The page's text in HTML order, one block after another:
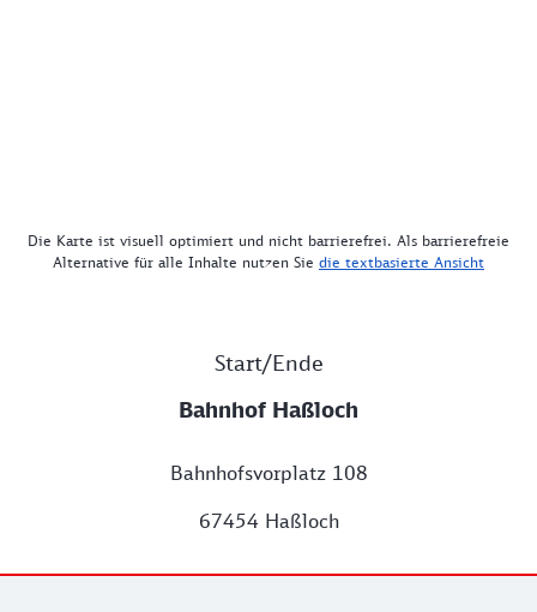
Die Karte ist visuell optimiert und nicht barrierefrei. Als barrierefreie
Alternative für alle Inhalte nutzen Sie die textbasierte Ansicht
Start/Ende
Bahnhof Haßloch
Bahnhofsvorplatz 108
67454 Haßloch